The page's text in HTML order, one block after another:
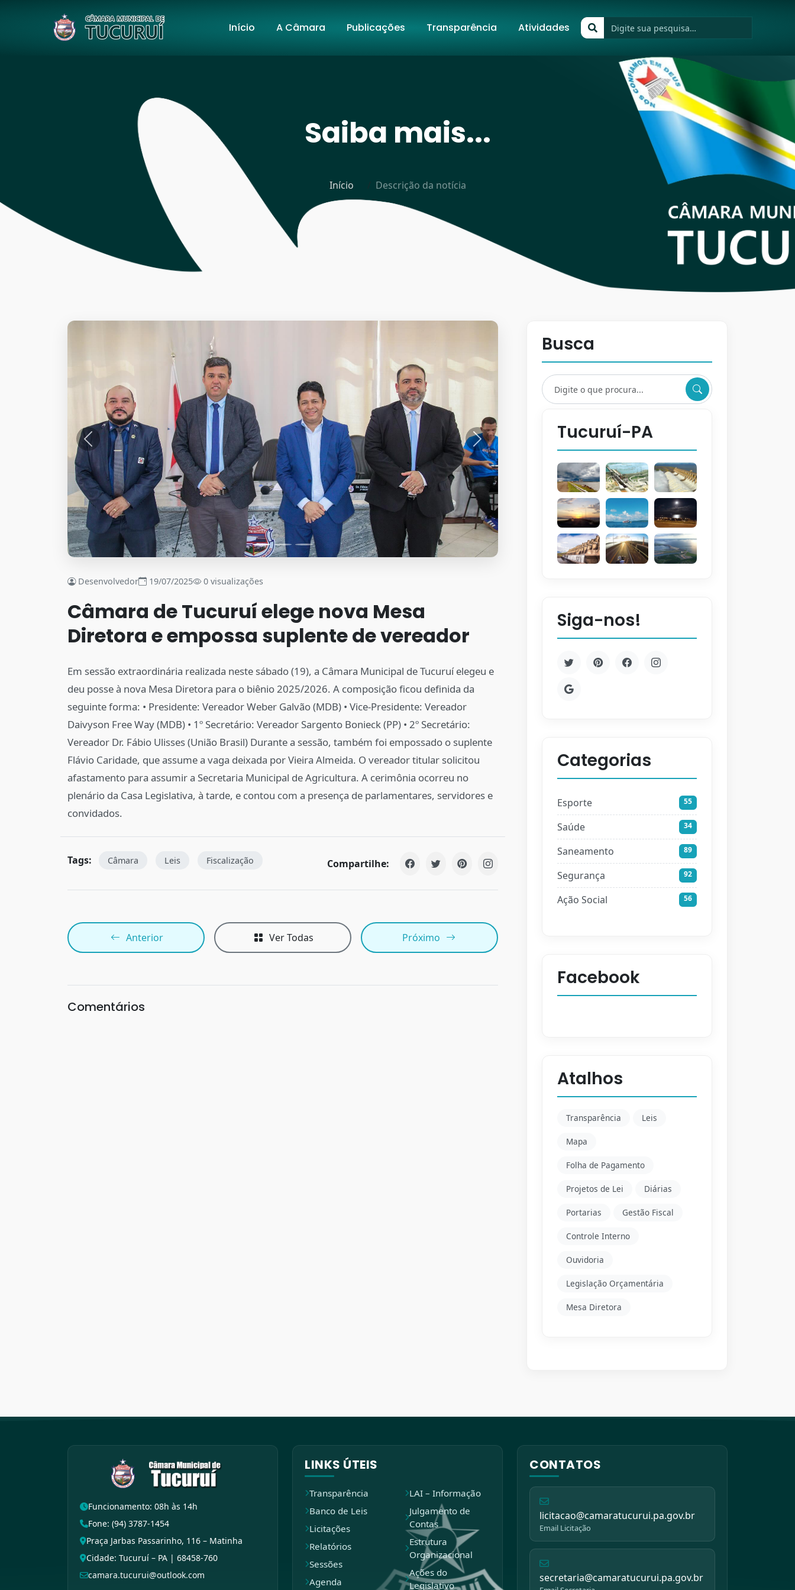
Início A Câmara Publicações Transparência Atividades
Saiba mais...
Início Descrição da notícia
Anterior Próximo
Desenvolvedor 19/07/2025 0 visualizações
Câmara de Tucuruí elege nova Mesa
Diretora e empossa suplente de vereador
Em sessão extraordinária realizada neste sábado (19), a Câmara Municipal de Tucuruí elegeu e
deu posse à nova Mesa Diretora para o biênio 2025/2026. A composição ficou definida da
seguinte forma: • Presidente: Vereador Weber Galvão (MDB) • Vice-Presidente: Vereador
Daivyson Free Way (MDB) • 1º Secretário: Vereador Sargento Bonieck (PP) • 2º Secretário:
Vereador Dr. Fábio Ulisses (União Brasil) Durante a sessão, também foi empossado o suplente
Flávio Caridade, que assume a vaga deixada por Vieira Almeida. O vereador titular solicitou
afastamento para assumir a Secretaria Municipal de Agricultura. A cerimônia ocorreu no
plenário da Casa Legislativa, à tarde, e contou com a presença de parlamentares, servidores e
convidados.
Tags: Câmara Leis Fiscalização Compartilhe:
Anterior Ver Todas Próximo
Comentários
Busca
Tucuruí-PA
Siga-nos!
Categorias
Esporte 55
Saúde 34
Saneamento 89
Segurança 92
Ação Social 56
Facebook
Atalhos
Transparência Leis
Mapa
Folha de Pagamento
Projetos de Lei Diárias
Portarias Gestão Fiscal
Controle Interno
Ouvidoria
Legislação Orçamentária
Mesa Diretora
Funcionamento: 08h às 14h
Fone: (94) 3787-1454
Praça Jarbas Passarinho, 116 – Matinha
Cidade: Tucuruí – PA | 68458-760
camara.tucurui@outlook.com
LINKS ÚTEIS
Transparência
Banco de Leis
Licitações
Relatórios
Sessões
Agenda
LAI – Informação
Julgamento de
Contas
Estrutura
Organizacional
Ações do
Legislativo
CONTATOS
licitacao@camaratucurui.pa.gov.br
Email Licitação
secretaria@camaratucurui.pa.gov.br